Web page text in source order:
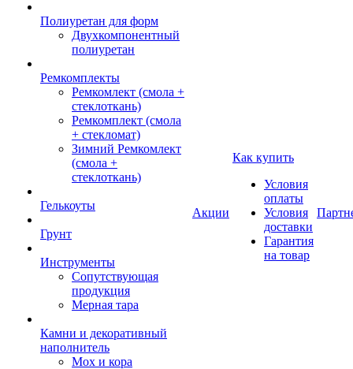
Полиуретан для форм
Двухкомпонентный
полиуретан
Ремкомплекты
Ремкомлект (смола +
стеклоткань)
Ремкомплект (смола
+ стекломат)
Зимний Ремкомлект
(смола +
стеклоткань)
Гелькоуты
Грунт
Инструменты
Сопутствующая
продукция
Мерная тара
Камни и декоративный
наполнитель
Мох и кора
Акции
Как купить
Условия
оплаты
Условия
доставки
Гарантия
на товар